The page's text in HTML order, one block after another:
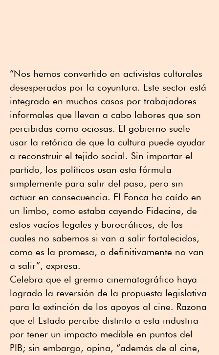
“Nos hemos convertido en activistas culturales
desesperados por la coyuntura. Este sector está
integrado en muchos casos por trabajadores
informales que llevan a cabo labores que son
percibidas como ociosas. El gobierno suele
usar la retórica de que la cultura puede ayudar
a reconstruir el tejido social. Sin importar el
partido, los políticos usan esta fórmula
simplemente para salir del paso, pero sin
actuar en consecuencia. El Fonca ha caído en
un limbo, como estaba cayendo Fidecine, de
estos vacíos legales y burocráticos, de los
cuales no sabemos si van a salir fortalecidos,
como es la promesa, o definitivamente no van
a salir”, expresa.
Celebra que el gremio cinematográfico haya
logrado la reversión de la propuesta legislativa
para la extinción de los apoyos al cine. Razona
que el Estado percibe distinto a esta industria
por tener un impacto medible en puntos del
PIB; sin embargo, opina, “además de al cine,